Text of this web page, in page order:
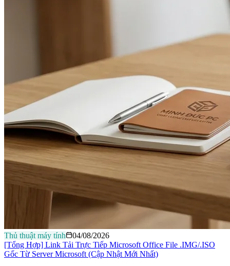
Thủ thuật máy tính
04/08/2026
[Tổng Hợp] Link Tải Trực Tiếp Microsoft Office File .IMG/.ISO
Gốc Từ Server Microsoft (Cập Nhật Mới Nhất)